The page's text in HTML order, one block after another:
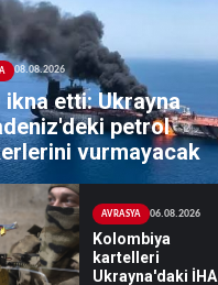
08.08.2026
ikna etti: Ukrayna
petrol
vurmayacak
AVRASYA 06.08.2026
Kolombiya
kartelleri
Ukrayna'daki İHA